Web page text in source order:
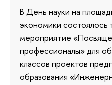
В День науки на
экономики
мероприятие
профессионалы» для
классов проектов
образования